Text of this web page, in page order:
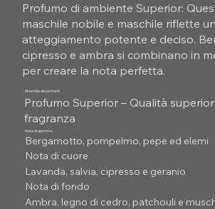
Profumo di ambiente Superior:
maschile nobile e maschile riflette un
atteggiamento potente e deciso.
cipresso e ambra si combinano in
per creare la nota perfetta.
Piramide dei profumi
Profumo Superior – Qualità
fragranza
Nota di apertura
Bergamotto, pompelmo, pepe ed elemi
Nota di cuore
Lavanda, salvia, cipresso e geranio
Nota di fondo
Ambra, legno di cedro, patchouli e